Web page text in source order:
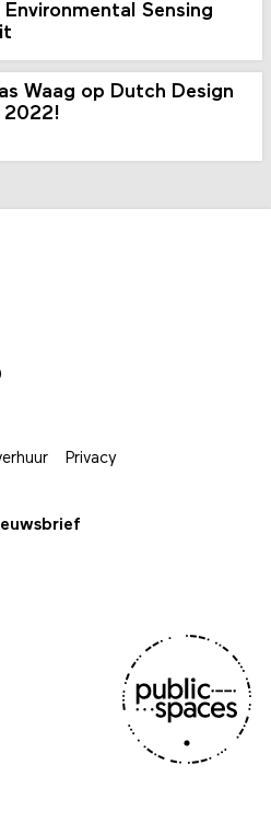
Environmental Sensing
Waag op Dutch Design
2022!
Privacy